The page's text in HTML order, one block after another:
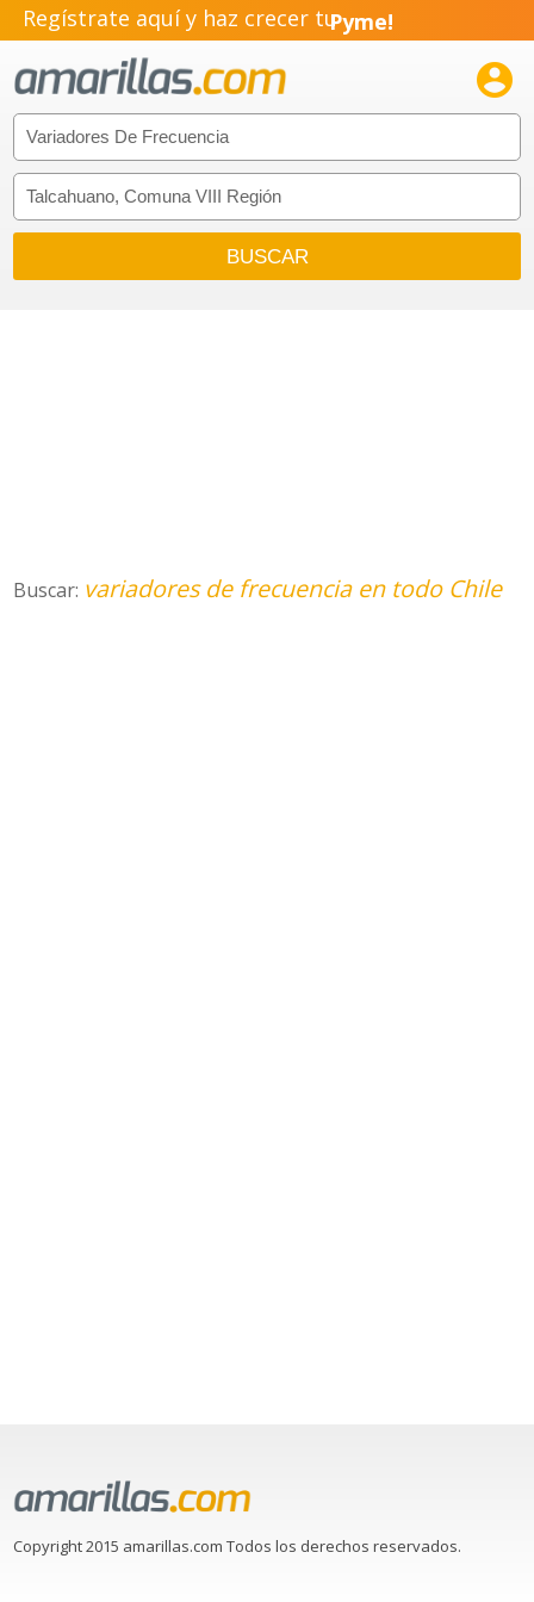
Regístrate aquí y haz crecer tuPyme!
Emprendimiento!

Buscar: variadores de frecuencia en todo Chile
Copyright 2015 amarillas.com Todos los derechos reservados.